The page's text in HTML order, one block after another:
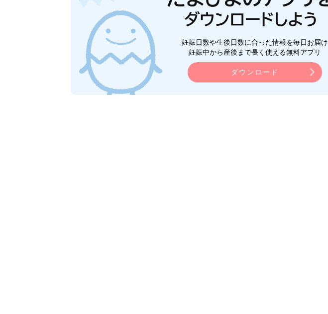
妊娠日数や生後日数に合った情報を毎日お届け
妊娠中から産後まで長く使える無料アプリ
ダウンロード